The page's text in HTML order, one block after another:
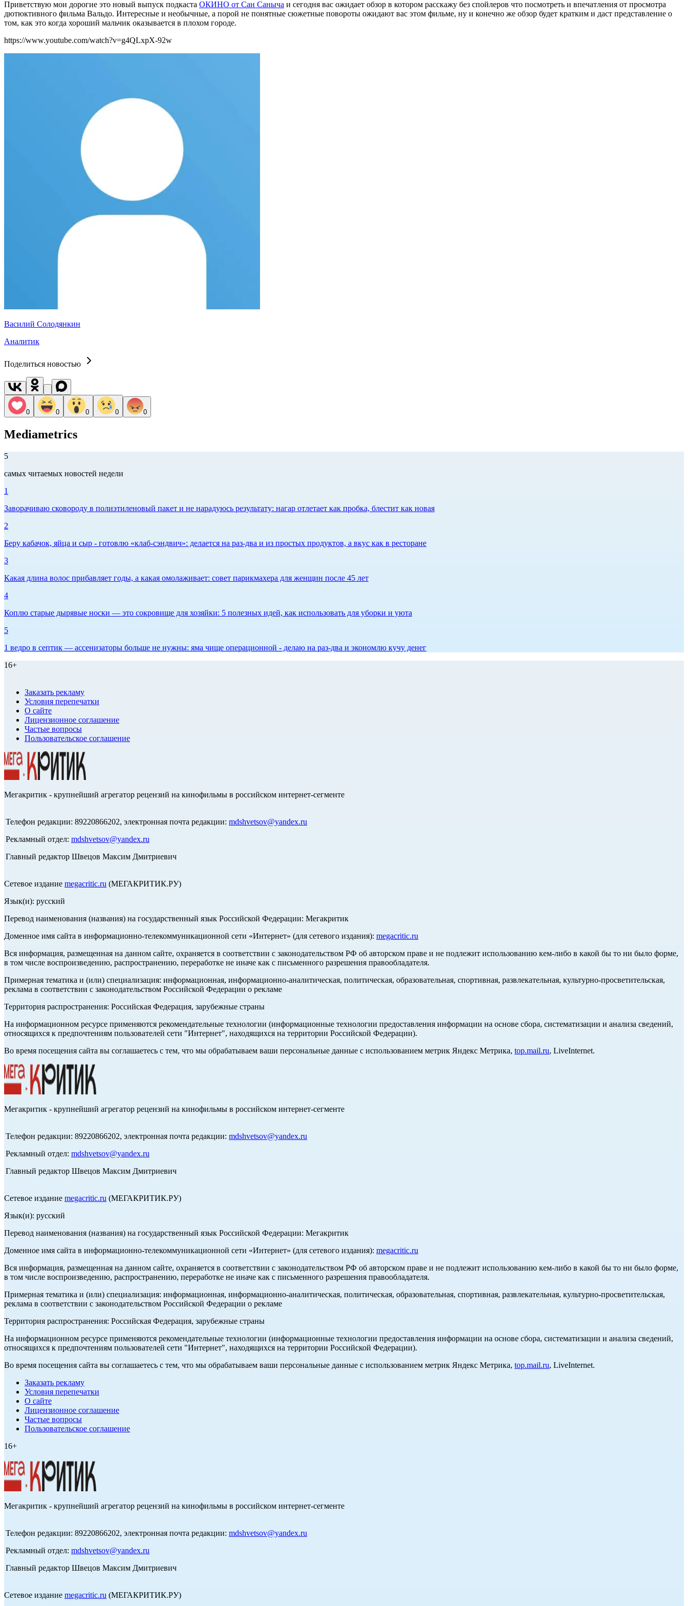
Приветствую мои дорогие это новый выпуск подкаста ОКИНО от Сан Саныча и сегодня вас ожидает обзор в котором расскажу без спойлеров что посмотреть и впечатления от просмотра
дютюктивного фильма Вальдо. Интересные и необычные, а порой не понятные сюжетные повороты ожидают вас этом фильме, ну и конечно же обзор будет кратким и даст представление о
том, как это когда хороший мальчик оказывается в плохом городе.
https://www.youtube.com/watch?v=g4QLxpX-92w
Василий Солодянкин
Аналитик
Поделиться новостью
0 0 0 0 0
Mediametrics
5
самых читаемых новостей недели
1
Заворачиваю сковороду в полиэтиленовый пакет и не нарадуюсь результату: нагар отлетает как пробка, блестит как новая
2
Беру кабачок, яйца и сыр - готовлю «клаб-сэндвич»: делается на раз-два и из простых продуктов, а вкус как в ресторане
3
Какая длина волос прибавляет годы, а какая омолаживает: совет парикмахера для женщин после 45 лет
4
Коплю старые дырявые носки — это сокровище для хозяйки: 5 полезных идей, как использовать для уборки и уюта
5
1 ведро в септик — ассенизаторы больше не нужны: яма чище операционной - делаю на раз-два и экономлю кучу денег
16+
Заказать рекламу
Условия перепечатки
О сайте
Лицензионное соглашение
Частые вопросы
Пользовательское соглашение
Мегакритик - крупнейший агрегатор рецензий на кинофильмы в российском интернет-сегменте
Телефон редакции: 89220866202, электронная почта редакции: mdshvetsov@yandex.ru
Рекламный отдел: mdshvetsov@yandex.ru
Главный редактор Швецов Максим Дмитриевич
Сетевое издание megacritic.ru (МЕГАКРИТИК.РУ)
Язык(и): русский
Перевод наименования (названия) на государственный язык Российской Федерации: Мегакритик
Доменное имя сайта в информационно-телекоммуникационной сети «Интернет» (для сетевого издания): megacritic.ru
Вся информация, размещенная на данном сайте, охраняется в соответствии с законодательством РФ об авторском праве и не подлежит использованию кем-либо в какой бы то ни было форме,
в том числе воспроизведению, распространению, переработке не иначе как с письменного разрешения правообладателя.
Примерная тематика и (или) специализация: информационная, информационно-аналитическая, политическая, образовательная, спортивная, развлекательная, культурно-просветительская,
реклама в соответствии с законодательством Российской Федерации о рекламе
Территория распространения: Российская Федерация, зарубежные страны
На информационном ресурсе применяются рекомендательные технологии (информационные технологии предоставления информации на основе сбора, систематизации и анализа сведений,
относящихся к предпочтениям пользователей сети "Интернет", находящихся на территории Российской Федерации).
Во время посещения сайта вы соглашаетесь с тем, что мы обрабатываем ваши персональные данные с использованием метрик Яндекс Метрика, top.mail.ru, LiveInternet.
Мегакритик - крупнейший агрегатор рецензий на кинофильмы в российском интернет-сегменте
Телефон редакции: 89220866202, электронная почта редакции: mdshvetsov@yandex.ru
Рекламный отдел: mdshvetsov@yandex.ru
Главный редактор Швецов Максим Дмитриевич
Сетевое издание megacritic.ru (МЕГАКРИТИК.РУ)
Язык(и): русский
Перевод наименования (названия) на государственный язык Российской Федерации: Мегакритик
Доменное имя сайта в информационно-телекоммуникационной сети «Интернет» (для сетевого издания): megacritic.ru
Вся информация, размещенная на данном сайте, охраняется в соответствии с законодательством РФ об авторском праве и не подлежит использованию кем-либо в какой бы то ни было форме,
в том числе воспроизведению, распространению, переработке не иначе как с письменного разрешения правообладателя.
Примерная тематика и (или) специализация: информационная, информационно-аналитическая, политическая, образовательная, спортивная, развлекательная, культурно-просветительская,
реклама в соответствии с законодательством Российской Федерации о рекламе
Территория распространения: Российская Федерация, зарубежные страны
На информационном ресурсе применяются рекомендательные технологии (информационные технологии предоставления информации на основе сбора, систематизации и анализа сведений,
относящихся к предпочтениям пользователей сети "Интернет", находящихся на территории Российской Федерации).
Во время посещения сайта вы соглашаетесь с тем, что мы обрабатываем ваши персональные данные с использованием метрик Яндекс Метрика, top.mail.ru, LiveInternet.
Заказать рекламу
Условия перепечатки
О сайте
Лицензионное соглашение
Частые вопросы
Пользовательское соглашение
16+
Мегакритик - крупнейший агрегатор рецензий на кинофильмы в российском интернет-сегменте
Телефон редакции: 89220866202, электронная почта редакции: mdshvetsov@yandex.ru
Рекламный отдел: mdshvetsov@yandex.ru
Главный редактор Швецов Максим Дмитриевич
Сетевое издание megacritic.ru (МЕГАКРИТИК.РУ)